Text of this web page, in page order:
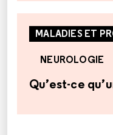
MALADIES ET
NEUROLOGIE
Qu’est-ce